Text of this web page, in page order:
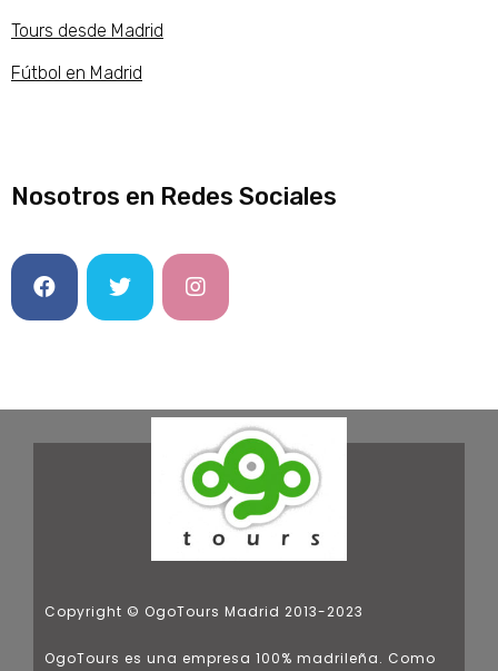
Tours desde Madrid
Fútbol en Madrid
Nosotros en Redes Sociales
Copyright © OgoTours Madrid 2013-2023
OgoTours es una empresa 100% madrileña. Como